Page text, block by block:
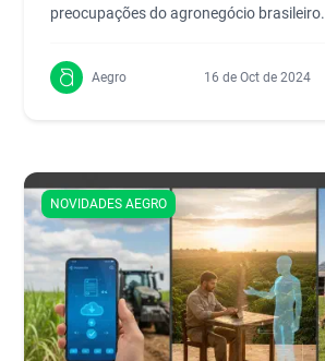
preocupações do agronegócio brasileiro.
Aegro 16 de Oct de 2024
NOVIDADES AEGRO